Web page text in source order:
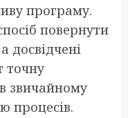
програму.
повернути
досвідчені
точну
звичайному
процесів.